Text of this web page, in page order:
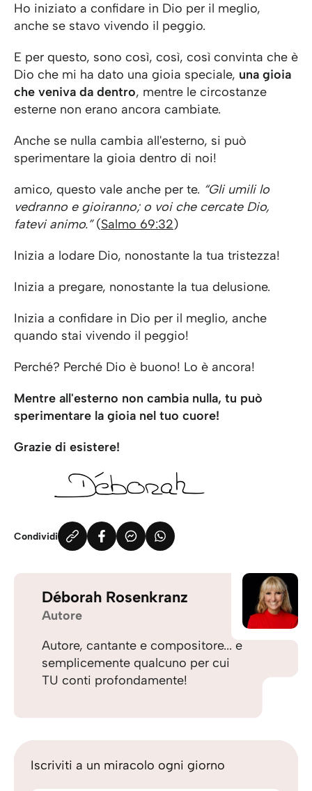
Ho iniziato a confidare in Dio per il meglio,
anche se stavo vivendo il peggio.
E per questo, sono così, così, così convinta che è
Dio che mi ha dato una gioia speciale, una gioia
che veniva da dentro, mentre le circostanze
esterne non erano ancora cambiate.
Anche se nulla cambia all'esterno, si può
sperimentare la gioia dentro di noi!
amico, questo vale anche per te. “Gli umili lo
vedranno e gioiranno; o voi che cercate Dio,
fatevi animo.”(Salmo 69:32)
Inizia a lodare Dio, nonostante la tua tristezza!
Inizia a pregare, nonostante la tua delusione.
Inizia a confidare in Dio per il meglio, anche
quando stai vivendo il peggio!
Perché? Perché Dio è buono! Lo è ancora!
Mentre all'esterno non cambia nulla, tu può
sperimentare la gioia nel tuo cuore!
Grazie di esistere!
Condividi
Déborah Rosenkranz
Autore
Autore, cantante e compositore... e
semplicemente qualcuno per cui
TU conti profondamente!
Iscriviti a un miracolo ogni giorno